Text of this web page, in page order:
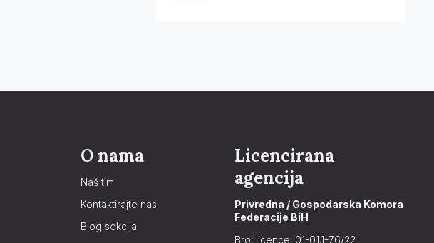
O nama
Naš tim
Kontaktirajte nas
Blog sekcija
Licencirana
agencija
Privredna / Gospodarska Komora
Federacije BiH
Broj licence: 01-01.1-76/22